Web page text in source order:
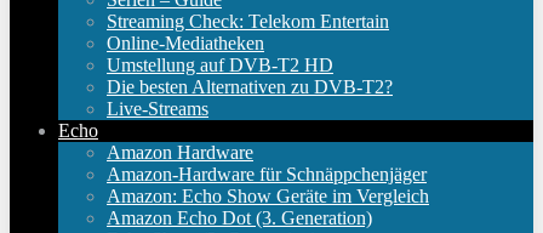
Streaming Check: Telekom Entertain
Online-Mediatheken
Umstellung auf DVB-T2 HD
Die besten Alternativen zu DVB-T2?
Live-Streams
Echo
Amazon Hardware
Amazon-Hardware für Schnäppchenjäger
Amazon: Echo Show Geräte im Vergleich
Amazon Echo Dot (3. Generation)